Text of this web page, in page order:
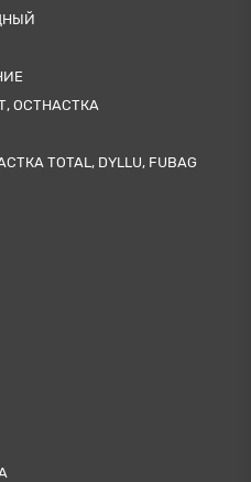
ОСТНАСТКА
TOTAL, DYLLU, FUBAG